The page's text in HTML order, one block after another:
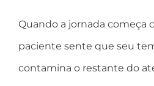
Quando a jornada começa
paciente sente que seu
contamina o restante do